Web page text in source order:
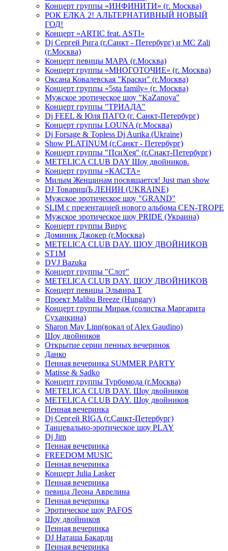
Концерт группы «ИНФИНИТИ» (г. Москва)
РОК ЕЛКА 2! АЛЬТЕРНАТИВНЫЙ НОВЫЙ
ГОД!
Концерт «ARTIC feat. ASTI»
Dj Сергей Рига (г.Санкт - Петербург) и MC Zali
(г.Москва)
Концерт певицы МАРА (г.Москва)
Концерт группы «МНОГОТОЧИЕ» (г. Москва)
Оксана Ковалевская "Краски" (г.Москва)
Концерт группы «5sta family» (г. Москва)
Мужское эротическое шоу "KaZanova"
Концерт группы "ТРИАДА"
Dj FEEL & Юля ПАГО (г. Санкт-Петербург)
Концерт группы LOUNA (г.Москва)
Dj Forsage & Topless Dj Aurika (Ukraine)
Show PLATINUM (г.Санкт - Петербург)
Концерт группы "ПсиХея" (г.Снакт-Петербург)
METELICA CLUB DAY Шоу двойников.
Концерт группы «КАСТА»
Милым Женщинам посвящается! Just man show
DJ ТоварищЪ ЛЕНИН (UKRAINE)
Мужское эротическое шоу "GRAND"
SLIM с презентацией нового альбома CEN-TROPE
Мужское эротическое шоу PRIDE (Украина)
Концерт группы Вирус
Доминик Джокер (г.Москва)
METELICA CLUB DAY. ШОУ ДВОЙНИКОВ
ST1M
DVJ Bazuka
Концерт группы "Слот"
METELICA CLUB DAY. ШОУ ДВОЙНИКОВ
Концерт певицы Эльвира Т
Проект Malibu Breeze (Hungary)
Концерт группы Мираж (солистка Маргарита
Суханкина)
Sharon May Linn(вокал of Alex Gaudino)
Шоу двойников
Открытие серии пенных вечеринок
Данко
Пенная вечеринка SUMMER PARTY
Matisse & Sadko
Концерт группы Турбомода (г.Москва)
METELICA CLUB DAY. Шоу двойников
METELICA CLUB DAY. Шоу двойников
Пенная вечеринка
Dj Сергей RIGA (г.Санкт-Петербург)
Танцевально-эротическое шоу PLAY
Dj Jim
Пенная вечеринка
FREEDOM MUSIC
Пенная вечеринка
Концерт Julia Lasker
Пенная вечеринка
певица Леона Аврелина
Пенная вечеринка
Эротическое шоу PAFOS
Шоу двойников
Пенная вечеринка
DJ Наташа Бакарди
Пенная вечеринка